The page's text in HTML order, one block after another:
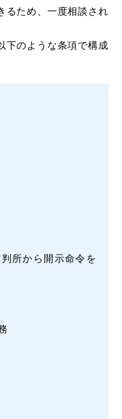
るため、一度相談され
下のような条項で構成
所から開示命令を